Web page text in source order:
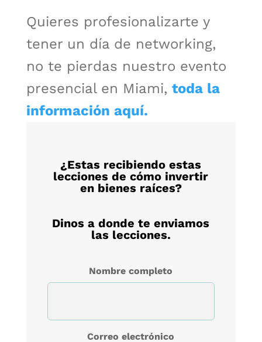
Quieres profesionalizarte y
tener un día de networking,
no te pierdas nuestro evento
presencial en Miami, toda la
información aquí.
¿Estas recibiendo estas
lecciones de cómo invertir
en bienes raíces?
Dinos a donde te enviamos
las lecciones.
Nombre completo
Correo electrónico